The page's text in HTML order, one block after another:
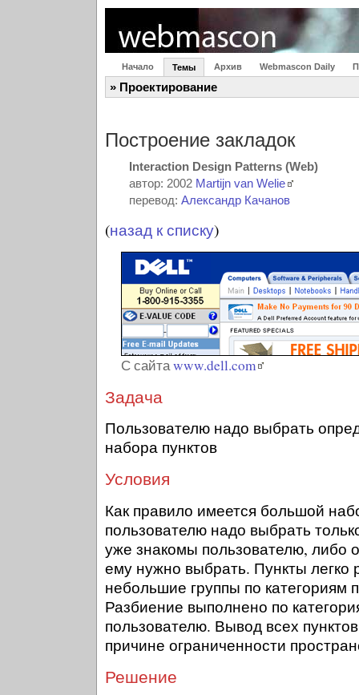
Начало Темы Архив Webmascon Daily
» Проектирование
Построение закладок
Interaction Design Patterns (Web)
автор: 2002 Martijn van Welie
перевод: Александр Качанов
(назад к списку)
С сайтаwww.dell.com
Задача
Пользователю надо выбрать
набора пунктов
Условия
Как правило имеется большой
пользователю надо выбрать
уже знакомы пользователю, либо
ему нужно выбрать. Пункты легко
небольшие группы по категориям
Разбиение выполнено по
пользователю. Вывод всех
причине ограниченности
Решение